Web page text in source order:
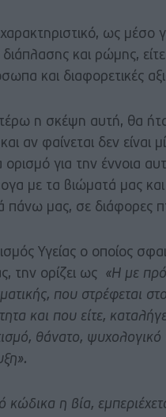
ως μέσο
και ρώμης,
και διαφορετικές
η σκέψη αυτή, θα
αν φαίνεται δεν
για την έννοια
με τα βιώματά μας
πάνω μας, σε διάφορες
Υγείας ο οποίος
την ορίζει ως «Η με
που στρέφεται
και που είτε,
θάνατο,
κώδικα η βία,